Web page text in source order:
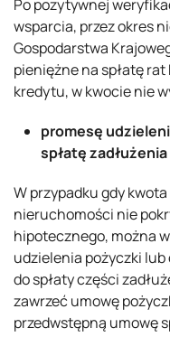
Po pozytywnej
wsparcia, przez okres
Gospodarstwa
pieniężne na spłatę
kredytu, w kwocie nie
promesę
spłatę
W przypadku gdy
nieruchomości nie
hipotecznego, można
udzielenia pożyczki lub
do spłaty części
zawrzeć umowę
przedwstępną umowę